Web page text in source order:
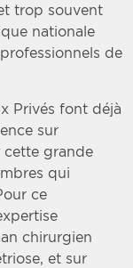
trop souvent
nationale
de
Privés font déjà
sur
cette grande
qui
ce
chirurgien
et sur